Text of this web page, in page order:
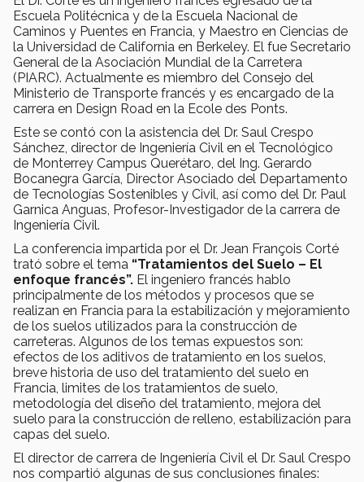
Escuela Politécnica y de la Escuela Nacional de
Caminos y Puentes en Francia, y Maestro en Ciencias de
la Universidad de California en Berkeley. El fue Secretario
General de la Asociación Mundial de la Carretera
(PIARC). Actualmente es miembro del Consejo del
Ministerio de Transporte francés y es encargado de la
carrera en Design Road en la Ecole des Ponts.
Este se contó con la asistencia del Dr. Saul Crespo
Sánchez, director de Ingeniería Civil en el Tecnológico
de Monterrey Campus Querétaro, del Ing. Gerardo
Bocanegra García, Director Asociado del Departamento
de Tecnologías Sostenibles y Civil, así como del Dr. Paul
Garnica Anguas, Profesor-Investigador de la carrera de
Ingeniería Civil.
La conferencia impartida por el Dr. Jean François Corté
trató sobre el tema “Tratamientos del Suelo – El
enfoque francés”. El ingeniero francés hablo
principalmente de los métodos y procesos que se
realizan en Francia para la estabilización y mejoramiento
de los suelos utilizados para la construcción de
carreteras. Algunos de los temas expuestos son:
efectos de los aditivos de tratamiento en los suelos,
breve historia de uso del tratamiento del suelo en
Francia, limites de los tratamientos de suelo,
metodología del diseño del tratamiento, mejora del
suelo para la construcción de relleno, estabilización para
capas del suelo.
El director de carrera de Ingeniería Civil el Dr. Saul Crespo
nos compartió algunas de sus conclusiones finales: